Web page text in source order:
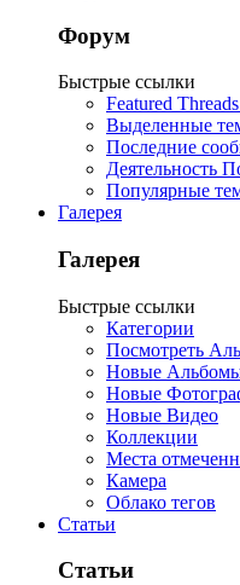
Форум
Быстрые ссылки
Featured
Выделенные
Последние
Деятельность
Популярные
Галерея
Галерея
Быстрые ссылки
Категории
Посмотреть
Новые
Новые
Новые Видео
Коллекции
Места
Камера
Облако тегов
Статьи
Статьи